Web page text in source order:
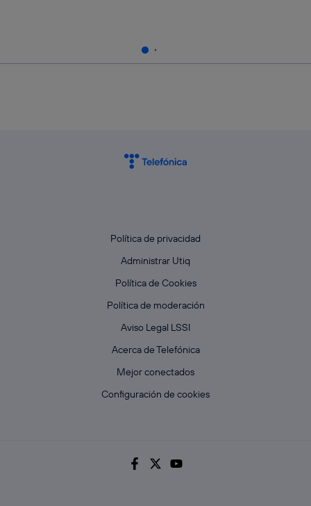
Política de privacidad
Administrar Utiq
Política de Cookies
Política de moderación
Aviso Legal LSSI
Acerca de Telefónica
Mejor conectados
Configuración de cookies